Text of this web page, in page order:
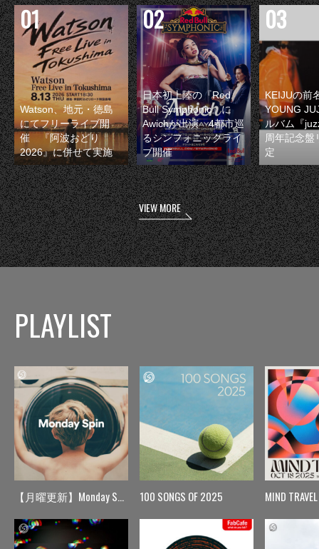
Watson、地元・徳島
にてフリーライブ開
催 『阿波おどり
2026』に併せて実施
日本初上陸の『Red
Bull Symphonic』に
Awichが出演 4都市巡
るシンフォニックライ
ブ開催
KEIJUの前
YOUNG
ルバム『
周年記念盤
定
VIEW MORE
PLAYLIST
【月曜更新】Monday Spin 100 SONGS OF 2025 MIND TRAVEL